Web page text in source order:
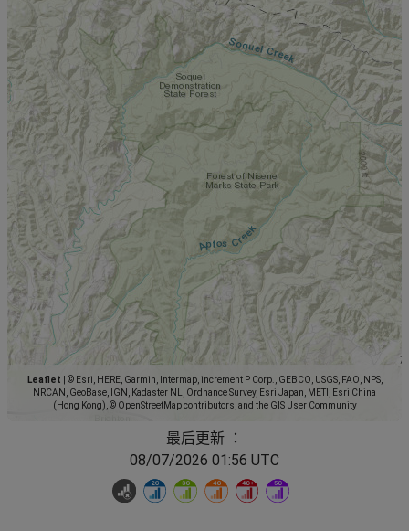
Leaflet
© Esri, HERE, Garmin, Intermap, increment P Corp., GEBCO, USGS, FAO, NPS,
NRCAN, GeoBase, IGN, Kadaster NL, Ordnance Survey, Esri Japan, METI, Esri China
(Hong Kong), © OpenStreetMap contributors, and the GIS User Community
最后更新 ：
08/07/2026 01:56 UTC